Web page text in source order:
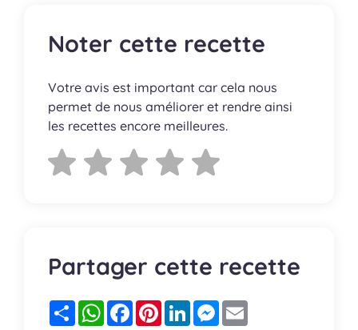
Noter cette recette
Votre avis est important car cela nous
permet de nous améliorer et rendre ainsi
les recettes encore meilleures.
Partager cette recette
PartagerWhatsApp
FacebookPinterestLinkedInMessenger